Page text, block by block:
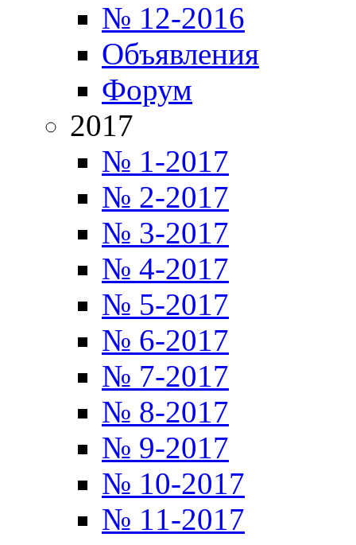
№ 12-2016
Объявления
Форум
2017
№ 1-2017
№ 2-2017
№ 3-2017
№ 4-2017
№ 5-2017
№ 6-2017
№ 7-2017
№ 8-2017
№ 9-2017
№ 10-2017
№ 11-2017